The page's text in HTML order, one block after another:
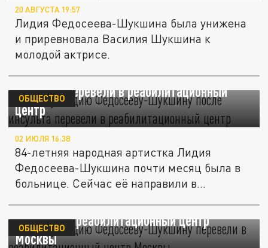
20 АВГУСТА 19:57
Лидия Федосеева-Шукшина была унижена
и приревновала Василия Шукшина к
молодой актрисе.
Актрису Лидию Федосееву-Шукшину после
инсульта перевели в реабилитационный
центр
ОБЩЕСТВО
02 ИЮЛЯ 16:38
84-летняя народная артистка Лидия
Федосеева-Шукшина почти месяц была в
больнице. Сейчас её направили в...
Актрису Лидию Федосееву-Шукшину
перевели в реабилитационный центр
Москвы
ОБЩЕСТВО